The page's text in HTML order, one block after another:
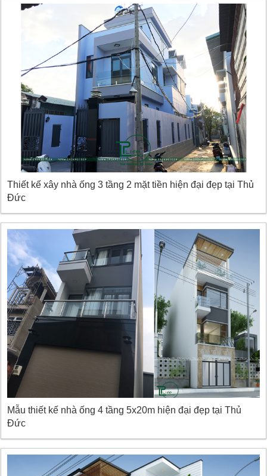
Thiết kế xây nhà ống 3 tầng 2 mặt tiền hiện đại đẹp tại Thủ
Đức
Mẫu thiết kế nhà ống 4 tầng 5x20m hiện đại đẹp tại Thủ
Đức